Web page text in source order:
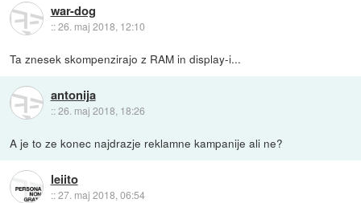
war-dog
::26. maj 2018, 12:10
Ta znesek skompenzirajo z RAM in display-i...
antonija
::26. maj 2018, 18:26
A je to ze konec najdrazje reklamne kampanije ali ne?
leiito
::27. maj 2018, 06:54